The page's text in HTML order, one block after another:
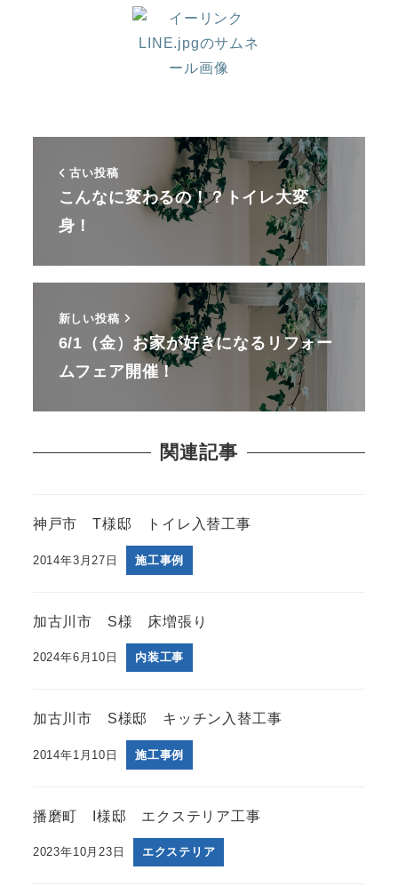
古い投稿
こんなに変わるの！？トイレ大変
身！
新しい投稿
6/1（金）お家が好きになるリフォー
ムフェア開催！
関連記事
神戸市 T様邸 トイレ入替工事
2014年3月27日 施工事例
加古川市 S様 床増張り
2024年6月10日 内装工事
加古川市 S様邸 キッチン入替工事
2014年1月10日 施工事例
播磨町 I様邸 エクステリア工事
2023年10月23日 エクステリア